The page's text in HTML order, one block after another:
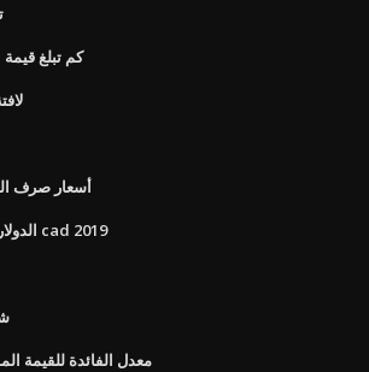
كم تبلغ قيمة
أسعار صرف
الدولار الأمريكي الكادح للاتجاه cad 2019
معدل الفائدة للقيمة